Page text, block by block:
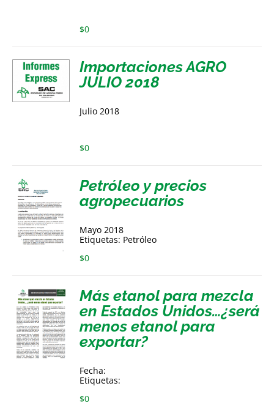
$0
Importaciones AGRO
JULIO 2018
Julio 2018
$0
Petróleo y precios
agropecuarios
Mayo 2018
Etiquetas: Petróleo
$0
Más etanol para mezcla
en Estados Unidos…¿será
menos etanol para
exportar?
Fecha:
Etiquetas:
$0